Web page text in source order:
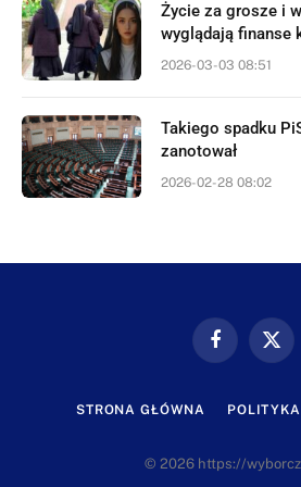
Życie za grosze i
wyglądają finanse
2026-03-03 08:51
Takiego spadku
zanotował
2026-02-28 08:02
FacebookX
STRONA GŁÓWNA
© 2026 https://